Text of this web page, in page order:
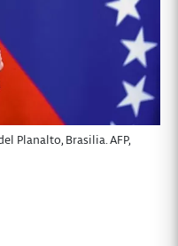
Planalto, Brasilia. AFP,